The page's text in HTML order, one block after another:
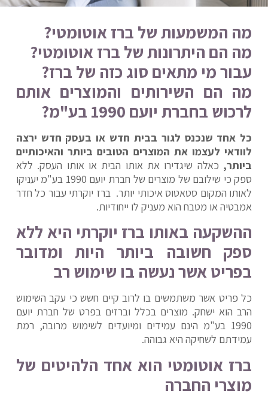
מה המשמעות של ברז אוטומטי?
מה הם היתרונות של ברז אוטומטי?
עבור מי מתאים סוג כזה של ברז?
מה הם השירותים והמוצרים אותם
לרכוש בחברת יועם 1990 בע"מ?
כל אחד שנכנס לגור בבית חדש או בעסק חדש ירצה
לוודאי לעצמו את המוצרים הטובים ביותר והאיכותיים
ביותר, כאלה שיגדירו את אותו הבית או אותו העסק. ללא
ספק כי שילובם של מוצרים של חברת יועם 1990 בע"מ יעניקו
לאותו המקום סטאטוס איכותי יותר. ברז יוקרתי עבור כל חדר
אמבטיה או מטבח הוא מעניק לו ייחודיות.
ההשקעה באותו ברז יוקרתי היא ללא
ספק חשובה ביותר היות ומדובר
בפריט אשר נעשה בו שימוש רב
כל פריט אשר משתמשים בו לרוב קיים חשש כי עקב השימוש
הרב הוא ישחק. מוצרים בכלל וברזים בפרט של חברת יועם
1990 בע"מ הינם עמידים ומיועדים לשימוש מרובה, רמת
עמידתם לשחיקה היא גבוהה.
ברז אוטומטי הוא אחד הלהיטים של
מוצרי החברה